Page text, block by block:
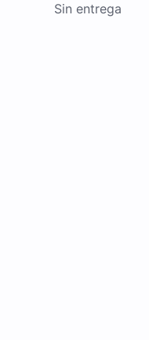
Sin entrega